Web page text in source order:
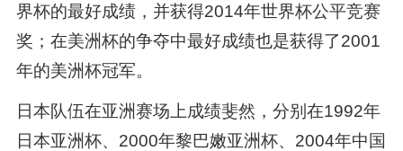
界杯的最好成绩，并获得2014年世界杯公平竞赛
奖；在美洲杯的争夺中最好成绩也是获得了2001
年的美洲杯冠军。
日本队伍在亚洲赛场上成绩斐然，分别在1992年
日本亚洲杯、2000年黎巴嫩亚洲杯、2004年中国